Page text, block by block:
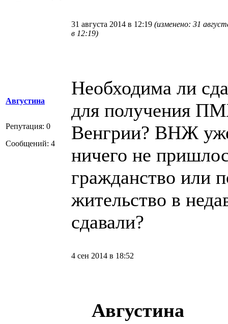
Августина
Репутация: 0
Сообщений: 4
31 августа 2014 в 12:19 (изменено: 31
в 12:19)
Необходима ли
для получения
Венгрии? ВНЖ
ничего не
гражданство или
жительство в
сдавали?
4 сен 2014 в 18:52
Августина